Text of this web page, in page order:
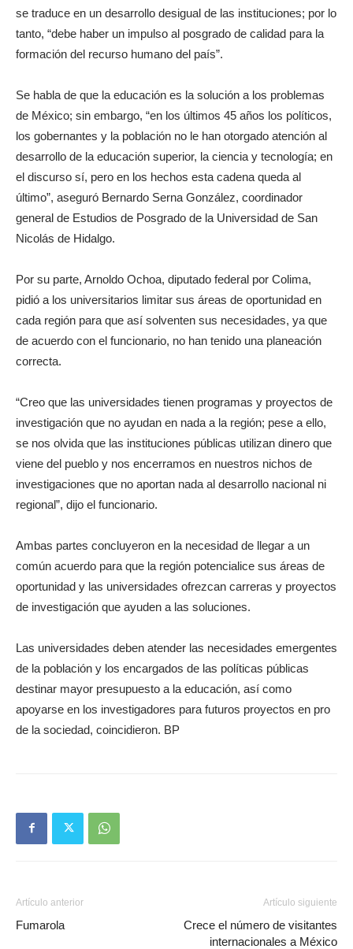
se traduce en un desarrollo desigual de las instituciones; por lo
tanto, “debe haber un impulso al posgrado de calidad para la
formación del recurso humano del país”.
Se habla de que la educación es la solución a los problemas
de México; sin embargo, “en los últimos 45 años los políticos,
los gobernantes y la población no le han otorgado atención al
desarrollo de la educación superior, la ciencia y tecnología; en
el discurso sí, pero en los hechos esta cadena queda al
último”, aseguró Bernardo Serna González, coordinador
general de Estudios de Posgrado de la Universidad de San
Nicolás de Hidalgo.
Por su parte, Arnoldo Ochoa, diputado federal por Colima,
pidió a los universitarios limitar sus áreas de oportunidad en
cada región para que así solventen sus necesidades, ya que
de acuerdo con el funcionario, no han tenido una planeación
correcta.
“Creo que las universidades tienen programas y proyectos de
investigación que no ayudan en nada a la región; pese a ello,
se nos olvida que las instituciones públicas utilizan dinero que
viene del pueblo y nos encerramos en nuestros nichos de
investigaciones que no aportan nada al desarrollo nacional ni
regional”, dijo el funcionario.
Ambas partes concluyeron en la necesidad de llegar a un
común acuerdo para que la región potencialice sus áreas de
oportunidad y las universidades ofrezcan carreras y proyectos
de investigación que ayuden a las soluciones.
Las universidades deben atender las necesidades emergentes
de la población y los encargados de las políticas públicas
destinar mayor presupuesto a la educación, así como
apoyarse en los investigadores para futuros proyectos en pro
de la sociedad, coincidieron. BP
Artículo anterior
Fumarola
Artículo siguiente
Crece el número de visitantes
internacionales a México